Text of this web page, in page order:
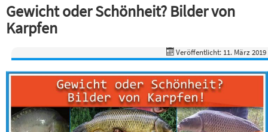
Gewicht oder Schönheit? Bilder von
Karpfen
Veröffentlicht: 11. März 2019